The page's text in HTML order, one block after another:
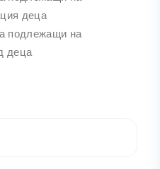
деца
подлежащи на
деца